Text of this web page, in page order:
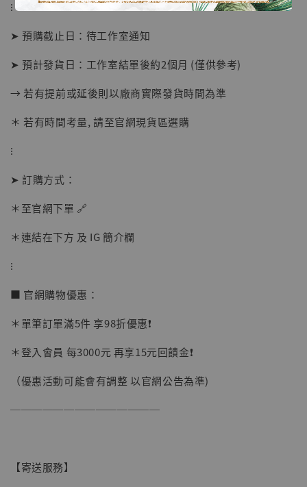
NT$ 1,870
⁝
➤ 預購截止日：待工作室通知
➤ 預計發貨日：工作室結單後約2個月 (僅供參考)
→ 若有提前或延後則以廠商實際發貨時間為準
＊ 若有時間考量, 請至官網現貨區選購
⁝
➤ 訂購方式：
＊至官網下單 🔗
＊連結在下方 及 IG 簡介欄
⁝
■ 官網購物優惠：
＊單筆訂單滿5件 享98折優惠❗️
＊登入會員 每3000元 再享15元回饋金❗️
（優惠活動可能會有調整 以官網公告為準)
──────────────
【寄送服務】